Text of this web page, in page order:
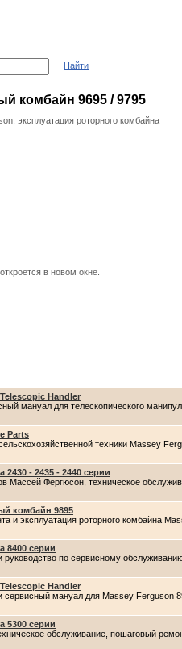
Найти
комбайн 9695 / 9795
эксплуатация роторного комбайна
в новом окне.
Handler
мануал для телескопического
Parts
техники Massey
2430 - 2435 - 2440 серии
Массей Фергюсон, техническое
комбайн 9895
и эксплуатация роторного комбайна
8400 серии
руководство по сервисному
Handler
сервисный мануал для Massey Ferguson
5300 серии
обслуживание, пошаговый